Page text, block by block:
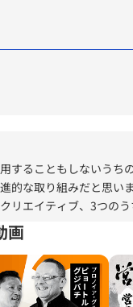
することもしないうち
的な取り組みだと思い
リエイティブ、3つの
にいるのか？自分の知
れるように自己研鑽⇒社
た。
う言葉だけが先行し、
発スキームの見直し等
画